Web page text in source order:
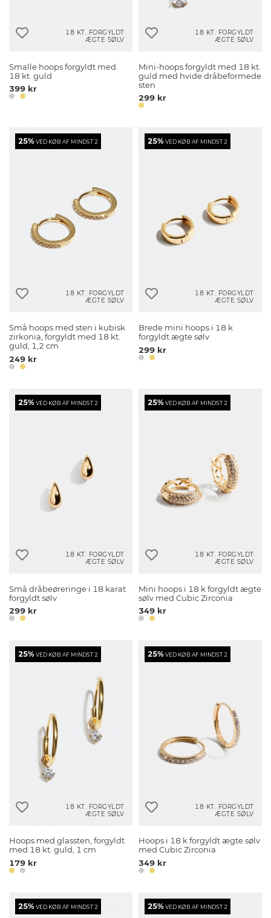
18 KT. FORGYLDT
ÆGTE SØLV
Smalle hoops forgyldt med
18 kt. guld
399 kr
18 KT. FORGYLDT
ÆGTE SØLV
Mini-hoops forgyldt med 18 kt.
guld med hvide dråbeformede
sten
299 kr
25%VED KØB AF MINDST 2
18 KT. FORGYLDT
ÆGTE SØLV
Små hoops med sten i kubisk
zirkonia, forgyldt med 18 kt.
guld, 1,2 cm
249 kr
25%VED KØB AF MINDST 2
18 KT. FORGYLDT
ÆGTE SØLV
Brede mini hoops i 18 k
forgyldt ægte sølv
299 kr
25%VED KØB AF MINDST 2
18 KT. FORGYLDT
ÆGTE SØLV
Små dråbeøreringe i 18 karat
forgyldt sølv
299 kr
25%VED KØB AF MINDST 2
18 KT. FORGYLDT
ÆGTE SØLV
Mini hoops i 18 k forgyldt ægte
sølv med Cubic Zirconia
349 kr
25%VED KØB AF MINDST 2
18 KT. FORGYLDT
ÆGTE SØLV
Hoops med glassten, forgyldt
med 18 kt. guld, 1 cm
179 kr
25%VED KØB AF MINDST 2
18 KT. FORGYLDT
ÆGTE SØLV
Hoops i 18 k forgyldt ægte sølv
med Cubic Zirconia
349 kr
25%VED KØB AF MINDST 2 25%VED KØB AF MINDST 2